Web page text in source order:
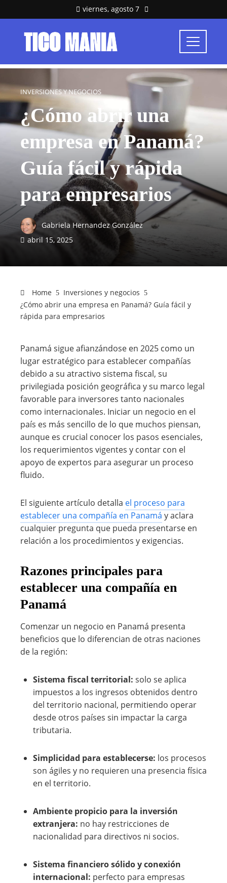
viernes, agosto 7
INVERSIONES Y NEGOCIOS
¿Cómo abrir una
empresa en Panamá?
Guía fácil y rápida
para empresarios
Gabriela Hernandez González
abril 15, 2025
Home
Inversiones y negocios
¿Cómo abrir una empresa en Panamá? Guía fácil y
rápida para empresarios
Panamá sigue afianzándose en 2025 como un
lugar estratégico para establecer compañías
debido a su atractivo sistema fiscal, su
privilegiada posición geográfica y su marco legal
favorable para inversores tanto nacionales
como internacionales. Iniciar un negocio en el
país es más sencillo de lo que muchos piensan,
aunque es crucial conocer los pasos esenciales,
los requerimientos vigentes y contar con el
apoyo de expertos para asegurar un proceso
fluido.
El siguiente artículo detalla el proceso para
establecer una compañía en Panamá y aclara
cualquier pregunta que pueda presentarse en
relación a los procedimientos y exigencias.
Razones principales para
establecer una compañía en
Panamá
Comenzar un negocio en Panamá presenta
beneficios que lo diferencian de otras naciones
de la región:
Sistema fiscal territorial: solo se aplica
impuestos a los ingresos obtenidos dentro
del territorio nacional, permitiendo operar
desde otros países sin impactar la carga
tributaria.
Simplicidad para establecerse: los procesos
son ágiles y no requieren una presencia física
en el territorio.
Ambiente propicio para la inversión
extranjera: no hay restricciones de
nacionalidad para directivos ni socios.
Sistema financiero sólido y conexión
internacional: perfecto para empresas